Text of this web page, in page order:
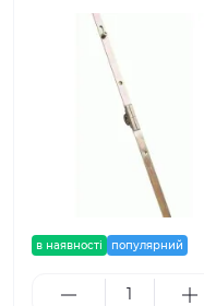
в наявності популярний